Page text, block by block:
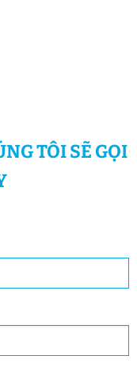
TÔI SẼ GỌI